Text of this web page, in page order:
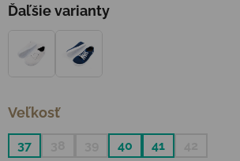
Ďaľšie varianty
Veľkosť
37 40 41